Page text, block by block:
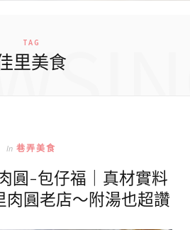
TAG
里美食
In 巷弄美食
圓-包仔福｜真材實料
肉圓老店～附湯也超讚